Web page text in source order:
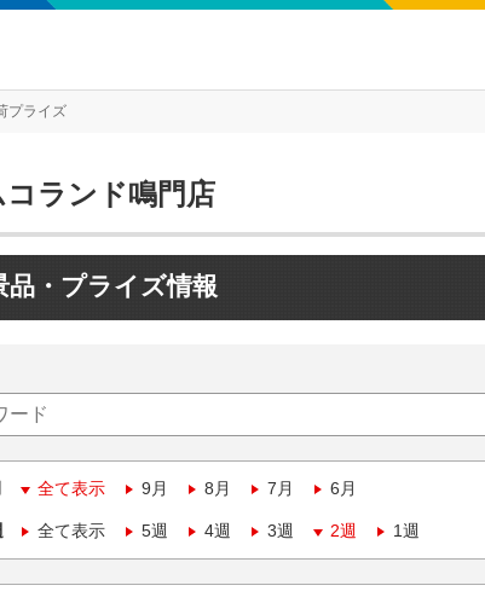
プライズ
ランド鳴門店
品・プライズ情報
全て表示 9月 8月 7月 6月
全て表示 5週 4週 3週 2週 1週